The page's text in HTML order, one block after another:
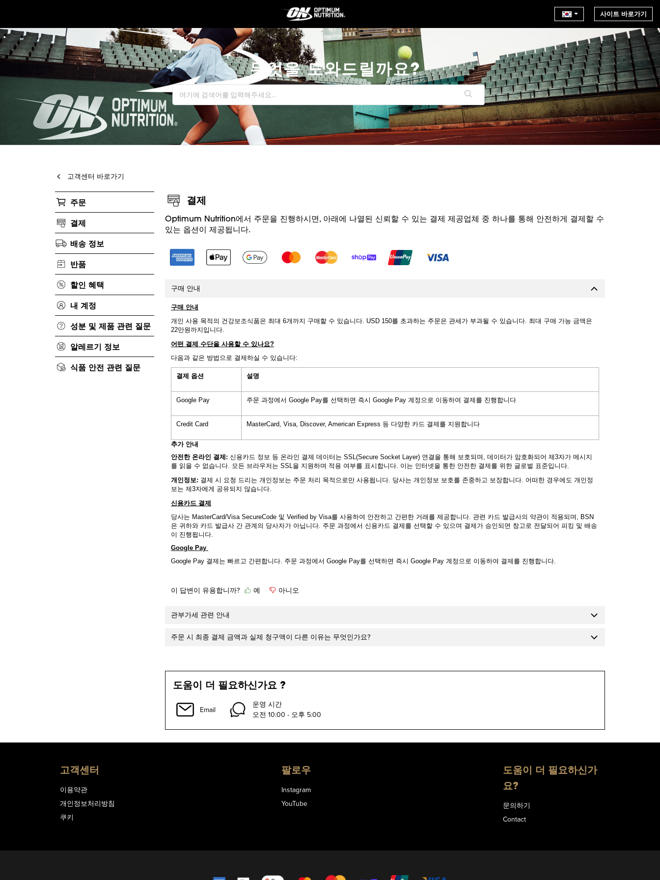
사이트 바로가기
무엇을 도와드릴까요?
고객센터 바로가기
주문
결제
배송 정보
반품
할인 혜택
내 계정
성분 및 제품 관련 질문
알레르기 정보
식품 안전 관련 질문
결제
Optimum Nutrition에서 주문을 진행하시면, 아래에 나열된 신뢰할 수 있는 결제 제공업체 중 하나를 통해 안전하게 결제할 수
있는 옵션이 제공됩니다.
구매 안내
구매 안내
개인 사용 목적의 건강보조식품은 최대 6개까지 구매할 수 있습니다. USD 150를 초과하는 주문은 관세가 부과될 수 있습니다. 최대 구매 가능 금액은
22만원까지입니다.
어떤 결제 수단을 사용할 수 있나요?
다음과 같은 방법으로 결제하실 수 있습니다:
결제 옵션 설명
Google Pay 주문 과정에서 Google Pay를 선택하면 즉시 Google Pay 계정으로 이동하여 결제를 진행합니다
Credit Card MasterCard, Visa, Discover, American Express 등 다양한 카드 결제를 지원합니다
추가 안내
안전한 온라인 결제 : 신용카드 정보 등 온라인 결제 데이터는 SSL(Secure Socket Layer) 연결을 통해 보호되며, 데이터가 암호화되어 제3자가 메시지
를 읽을 수 없습니다. 모든 브라우저는 SSL을 지원하며 적용 여부를 표시합니다. 이는 인터넷을 통한 안전한 결제를 위한 글로벌 표준입니다.
개인정보: 결제 시 요청 드리는 개인정보는 주문 처리 목적으로만 사용됩니다. 당사는 개인정보 보호를 존중하고 보장합니다. 어떠한 경우에도 개인정
보는 제3자에게 공유되지 않습니다.
신용카드 결제
당사는 MasterCard/Visa SecureCode 및 Verified by Visa를 사용하여 안전하고 간편한 거래를 제공합니다. 관련 카드 발급사의 약관이 적용되며, BSN
은 귀하와 카드 발급사 간 관계의 당사자가 아닙니다. 주문 과정에서 신용카드 결제를 선택할 수 있으며 결제가 승인되면 창고로 전달되어 피킹 및 배송
이 진행됩니다.
Google Pay
Google Pay 결제는 빠르고 간편합니다. 주문 과정에서 Google Pay를 선택하면 즉시 Google Pay 계정으로 이동하여 결제를 진행합니다.
이 답변이 유용합니까? 예 아니오
관부가세 관련 안내
주문 시 최종 결제 금액과 실제 청구액이 다른 이유는 무엇인가요?
도움이 더 필요하신가요 ?
Email
운영 시간
오전 10:00 - 오후 5:00
고객센터
이용약관
개인정보처리방침
쿠키
팔로우
Instagram
YouTube
도움이 더 필요하신가
요?
문의하기
Contact